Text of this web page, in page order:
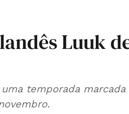
Luuk
temporada